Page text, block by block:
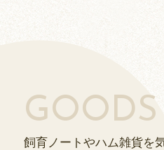
GOODS
飼育ノートやハム雑貨を